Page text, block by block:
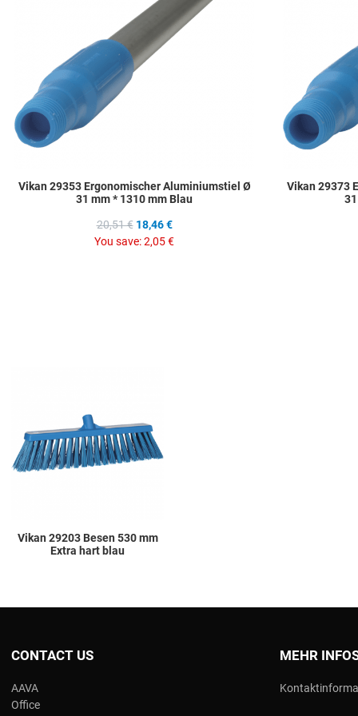
Vikan 29353 Ergonomischer Aluminiumstiel Ø
31 mm * 1310 mm Blau
20,51 € 18,46 €
You save:2,05 €
Vikan 29373
Vikan 29203 Besen 530 mm
Extra hart blau
CONTACT US
AAVA
Office
MEHR